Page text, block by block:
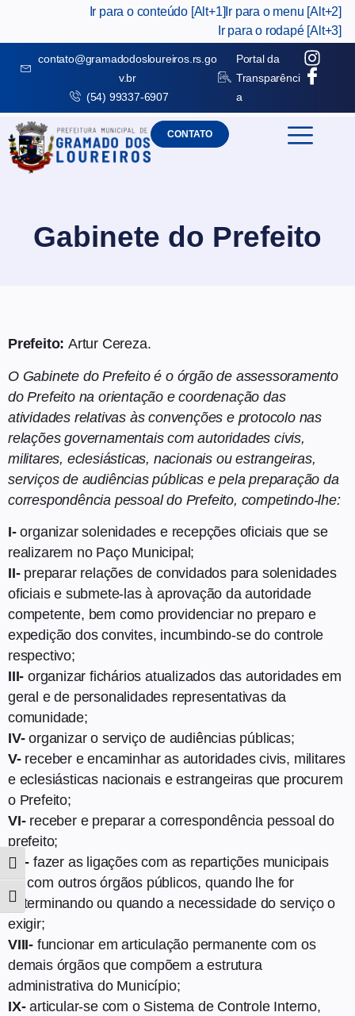
Alternar Alto Contraste
Alternar Tamanho Da Fonte
Ir para o conteúdo [Alt+1] Ir para o menu [Alt+2]
Ir para o rodapé [Alt+3]
contato@gramadodosloureiros.rs.go
v.br
(54) 99337-6907
Portal da
Transparênci
a
CONTATO
Gabinete do Prefeito
Prefeito: Artur Cereza.
O Gabinete do Prefeito é o órgão de assessoramento
do Prefeito na orientação e coordenação das
atividades relativas às convenções e protocolo nas
relações governamentais com autoridades civis,
militares, eclesiásticas, nacionais ou estrangeiras,
serviços de audiências públicas e pela preparação da
correspondência pessoal do Prefeito, competindo-lhe:
I-organizar solenidades e recepções oficiais que se
realizarem no Paço Municipal;
II-preparar relações de convidados para solenidades
oficiais e submete-las à aprovação da autoridade
competente, bem como providenciar no preparo e
expedição dos convites, incumbindo-se do controle
respectivo;
III- organizar fichários atualizados das autoridades em
geral e de personalidades representativas da
comunidade;
IV-organizar o serviço de audiências públicas;
V-receber e encaminhar as autoridades civis, militares
e eclesiásticas nacionais e estrangeiras que procurem
o Prefeito;
VI- receber e preparar a correspondência pessoal do
prefeito;
VII- fazer as ligações com as repartições municipais
ou com outros órgãos públicos, quando lhe for
determinando ou quando a necessidade do serviço o
exigir;
VIII- funcionar em articulação permanente com os
demais órgãos que compõem a estrutura
administrativa do Município;
IX-articular-se com o Sistema de Controle Interno,